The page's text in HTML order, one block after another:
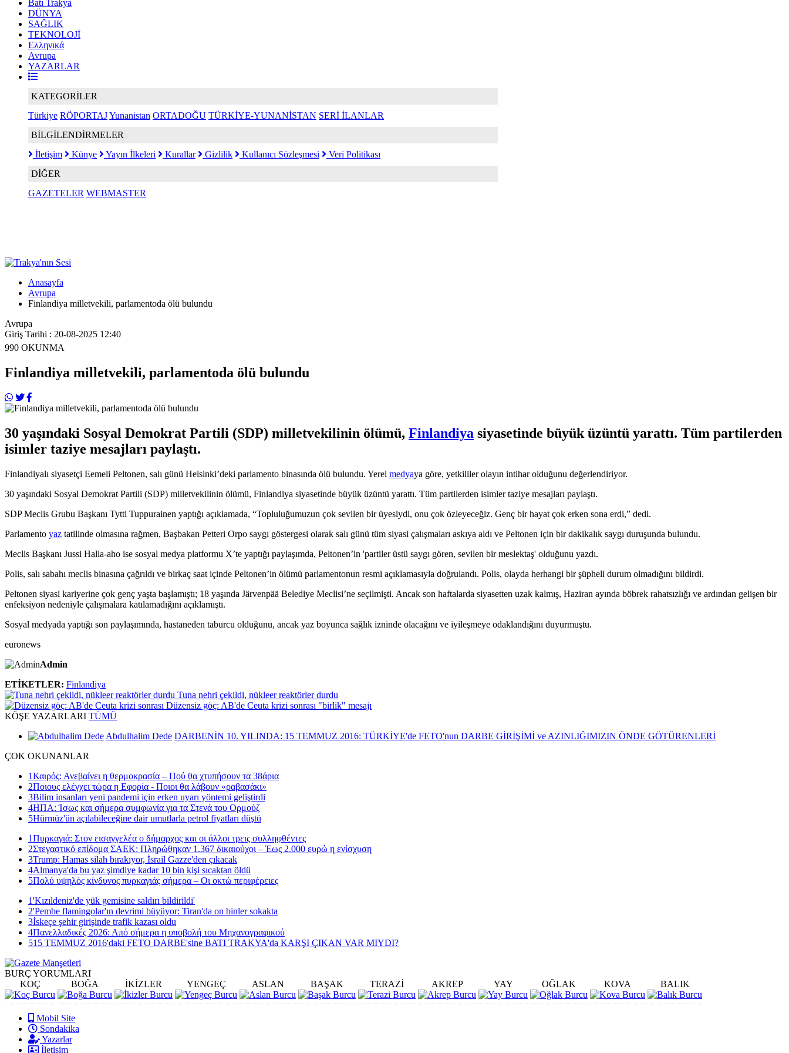
Batı Trakya
DÜNYA
SAĞLIK
TEKNOLOJİ
Ελληνικά
Avrupa
YAZARLAR
KATEGORİLER
Türkiye RÖPORTAJYunanistan ORTADOĞU TÜRKİYE-YUNANİSTAN SERİ İLANLAR
BİLGİLENDİRMELER
İletişim
Künye Yayın İlkeleri Kurallar Gizlilik Kullanıcı Sözleşmesi
Veri Politikası
DİĞER
GAZETELER WEBMASTER
Anasayfa
Avrupa
Finlandiya milletvekili, parlamentoda ölü bulundu
Avrupa
Giriş Tarihi : 20-08-2025 12:40
990 OKUNMA
Finlandiya milletvekili, parlamentoda ölü bulundu
30 yaşındaki Sosyal Demokrat Partili (SDP) milletvekilinin ölümü, Finlandiya siyasetinde büyük üzüntü yarattı. Tüm partilerden
isimler taziye mesajları paylaştı.
Finlandiyalı siyasetçi Eemeli Peltonen, salı günü Helsinki’deki parlamento binasında ölü bulundu. Yerel medyaya göre, yetkililer olayın intihar olduğunu değerlendiriyor.
30 yaşındaki Sosyal Demokrat Partili (SDP) milletvekilinin ölümü, Finlandiya siyasetinde büyük üzüntü yarattı. Tüm partilerden isimler taziye mesajları paylaştı.
SDP Meclis Grubu Başkanı Tytti Tuppurainen yaptığı açıklamada, “Topluluğumuzun çok sevilen bir üyesiydi, onu çok özleyeceğiz. Genç bir hayat çok erken sona erdi,” dedi.
Parlamento yaz tatilinde olmasına rağmen, Başbakan Petteri Orpo saygı göstergesi olarak salı günü tüm siyasi çalışmaları askıya aldı ve Peltonen için bir dakikalık saygı duruşunda bulundu.
Meclis Başkanı Jussi Halla-aho ise sosyal medya platformu X’te yaptığı paylaşımda, Peltonen’in 'partiler üstü saygı gören, sevilen bir meslektaş' olduğunu yazdı.
Polis, salı sabahı meclis binasına çağrıldı ve birkaç saat içinde Peltonen’in ölümü parlamentonun resmi açıklamasıyla doğrulandı. Polis, olayda herhangi bir şüpheli durum olmadığını bildirdi.
Peltonen siyasi kariyerine çok genç yaşta başlamıştı; 18 yaşında Järvenpää Belediye Meclisi’ne seçilmişti. Ancak son haftalarda siyasetten uzak kalmış, Haziran ayında böbrek rahatsızlığı ve ardından gelişen bir
enfeksiyon nedeniyle çalışmalara katılamadığını açıklamıştı.
Sosyal medyada yaptığı son paylaşımında, hastaneden taburcu olduğunu, ancak yaz boyunca sağlık izninde olacağını ve iyileşmeye odaklandığını duyurmuştu.
euronews
Admin
ETİKETLER: Finlandiya
Tuna nehri çekildi, nükleer reaktörler durdu
Düzensiz göç: AB'de Ceuta krizi sonrası "birlik" mesajı
KÖŞE YAZARLARI TÜMÜ
Abdulhalim Dede DARBENİN 10. YILINDA: 15 TEMMUZ 2016: TÜRKİYE'de FETO'nun DARBE GİRİŞİMİ ve AZINLIĞIMIZIN ÖNDE GÖTÜRENLERİ
ÇOK OKUNANLAR
1Καιρός: Ανεβαίνει η θερμοκρασία – Πού θα χτυπήσουν τα 38άρια
2Ποιους ελέγχει τώρα η Εφορία - Ποιοι θα λάβουν «ραβασάκι»
3Bilim insanları yeni pandemi için erken uyarı yöntemi geliştirdi
4ΗΠΑ: Ίσως και σήμερα συμφωνία για τα Στενά του Ορμούζ
5Hürmüz'ün açılabileceğine dair umutlarla petrol fiyatları düştü
1Πυρκαγιά: Στον εισαγγελέα ο δήμαρχος και οι άλλοι τρεις συλληφθέντες
2Στεγαστικό επίδομα ΣΑΕΚ: Πληρώθηκαν 1.367 δικαιούχοι – Έως 2.000 ευρώ η ενίσχυση
3Trump: Hamas silah bırakıyor, İsrail Gazze'den çıkacak
4Almanya'da bu yaz şimdiye kadar 10 bin kişi sıcaktan öldü
5Πολύ υψηλός κίνδυνος πυρκαγιάς σήμερα – Οι οκτώ περιφέρειες
1'Kızıldeniz'de yük gemisine saldırı bildirildi'
2'Pembe flamingolar'ın devrimi büyüyor: Tiran'da on binler sokakta
3İskeçe şehir girişinde trafik kazası oldu
4Πανελλαδικές 2026: Από σήμερα η υποβολή του Μηχανογραφικού
515 TEMMUZ 2016'daki FETO DARBE'sine BATI TRAKYA'da KARŞI ÇIKAN VAR MIYDI?
BURÇ YORUMLARI
KOÇ
BOĞA İKİZLER YENGEÇ ASLAN BAŞAK TERAZİ AKREP YAY OĞLAK KOVA BALIK
Mobil Site
Sondakika
Yazarlar
İletişim